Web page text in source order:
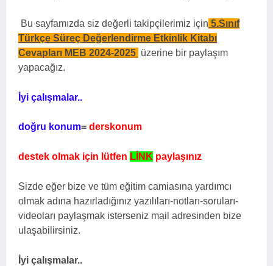
Bu sayfamızda siz değerli takipçilerimiz için 5.Sınıf
Türkçe Süreç Değerlendirme Etkinlik Kitabı
Cevapları MEB 2024-2025 üzerine bir paylaşım
yapacağız.
İyi çalışmalar..
doğru konum= derskonum
destek olmak için lütfen LİNK paylaşınız
Sizde eğer bize ve tüm eğitim camiasına yardımcı
olmak adına hazırladığınız yazılıları-notları-soruları-
videoları paylaşmak isterseniz mail adresinden bize
ulaşabilirsiniz.
İyi çalışmalar..